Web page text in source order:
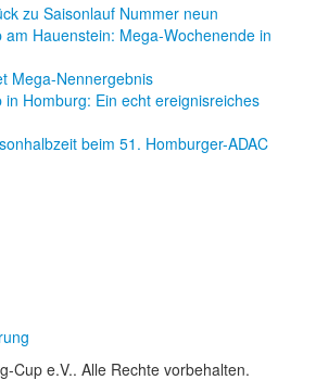
zu Saisonlauf Nummer neun
am Hauenstein: Mega-Wochenende in
Mega-Nennergebnis
in Homburg: Ein echt ereignisreiches
beim 51. Homburger-ADAC
Cup e.V.. Alle Rechte vorbehalten.